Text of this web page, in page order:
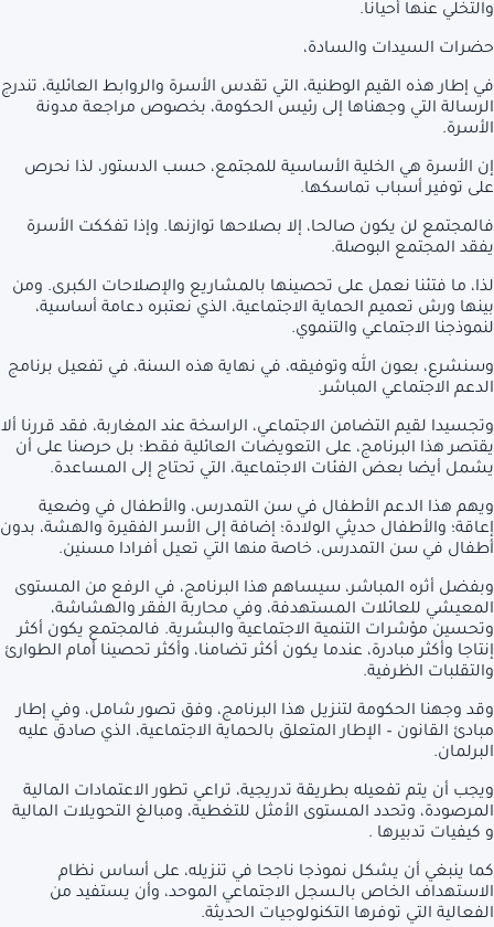
والتخلي عنها أحيانا.
حضرات السيدات والسادة،
في إطار هذه القيم الوطنية، التي تقدس الأسرة والروابط العائلية، تندرج
الرسالة التي وجهناها إلى رئيس الحكومة، بخصوص مراجعة مدونة
الأسرة.
إن الأسرة هي الخلية الأساسية للمجتمع، حسب الدستور، لذا نحرص
على توفير أسباب تماسكها.
فالمجتمع لن يكون صالحا، إلا بصلاحها توازنها. وإذا تفككت الأسرة
يفقد المجتمع البوصلة.
لذا، ما فتئنا نعمل على تحصينها بالمشاريع والإصلاحات الكبرى. ومن
بينها ورش تعميم الحماية الاجتماعية، الذي نعتبره دعامة أساسية،
لنموذجنا الاجتماعي والتنموي.
وسنشرع، بعون الله وتوفيقه، في نهاية هذه السنة، في تفعيل برنامج
الدعم الاجتماعي المباشر.
وتجسيدا لقيم التضامن الاجتماعي، الراسخة عند المغاربة، فقد قررنا ألا
يقتصر هذا البرنامج، على التعويضات العائلية فقط؛ بل حرصنا على أن
يشمل أيضا بعض الفئات الاجتماعية، التي تحتاج إلى المساعدة.
ويهم هذا الدعم الأطفال في سن التمدرس، والأطفال في وضعية
إعاقة؛ والأطفال حديثي الولادة؛ إضافة إلى الأسر الفقيرة والهشة، بدون
أطفال في سن التمدرس، خاصة منها التي تعيل أفرادا مسنين.
وبفضل أثره المباشر، سيساهم هذا البرنامج، في الرفع من المستوى
المعيشي للعائلات المستهدفة، وفي محاربة الفقر والهشاشة،
وتحسين مؤشرات التنمية الاجتماعية والبشرية. فالمجتمع يكون أكثر
إنتاجا وأكثر مبادرة، عندما يكون أكثر تضامنا، وأكثر تحصينا أمام الطوارئ
والتقلبات الظرفية.
وقد وجهنا الحكومة لتنزيل هذا البرنامج، وفق تصور شامل، وفي إطار
مبادئ القانون – الإطار المتعلق بالحماية الاجتماعية، الذي صادق عليه
البرلمان.
ويجب أن يتم تفعيله بطريقة تدريجية، تراعي تطور الاعتمادات المالية
المرصودة، وتحدد المستوى الأمثل للتغطية، ومبالغ التحويلات المالية
و كيفيات تدبيرها .
كما ينبغي أن يشكل نموذجا ناجحا في تنزيله، على أساس نظام
الاستهداف الخاص بالـسجل الاجتماعي الموحد، وأن يستفيد من
الفعالية التي توفرها التكنولوجيات الحديثة.